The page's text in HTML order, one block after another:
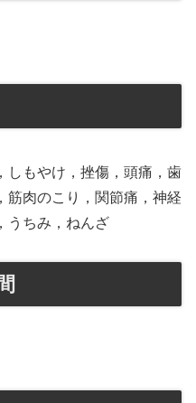
しもやけ，挫傷，頭痛，歯
筋肉のこり，関節痛，神経
うちみ，ねんざ